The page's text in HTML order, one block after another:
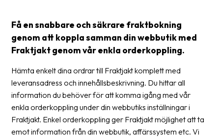
Ordlista
Paketering
Frakthandlingar
Skrivarinställningar
Tulldeklarationer
Leveransvillkor
Få en snabbare och säkrare fraktbokning
genom att koppla samman din webbutik med
Fraktjakt genom vår enkla orderkoppling.
Hämta enkelt dina ordrar till Fraktjakt komplett med
leveransadress och innehållsbeskrivning. Du hittar all
information du behöver för att komma igång med vår
enkla orderkoppling under din webbutiks inställningar i
Fraktjakt. Enkel orderkoppling ger Fraktjakt möjlighet att ta
emot information från din webbutik, affärssystem etc. Vi